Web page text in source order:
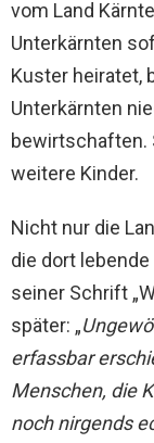
vom Land
Unterkärnten
Kuster heiratet,
Unterkärnten
bewirtschaften.
weitere Kinder.
Nicht nur die
die dort
seiner Schrift
später: „
erfassbar
Menschen, die
noch nirgends